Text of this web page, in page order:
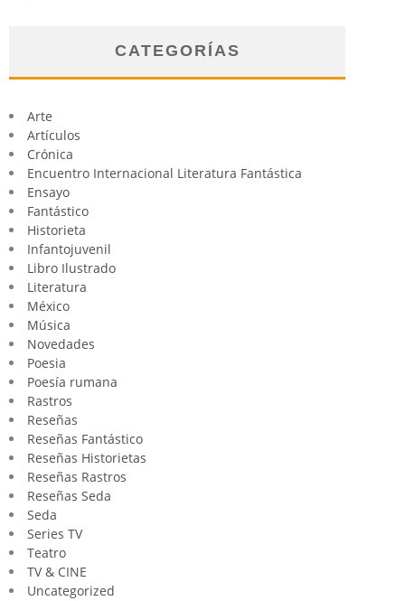
CATEGORÍAS
Arte
Artículos
Crónica
Encuentro Internacional Literatura Fantástica
Ensayo
Fantástico
Historieta
Infantojuvenil
Libro Ilustrado
Literatura
México
Música
Novedades
Poesia
Poesía rumana
Rastros
Reseñas
Reseñas Fantástico
Reseñas Historietas
Reseñas Rastros
Reseñas Seda
Seda
Series TV
Teatro
TV & CINE
Uncategorized